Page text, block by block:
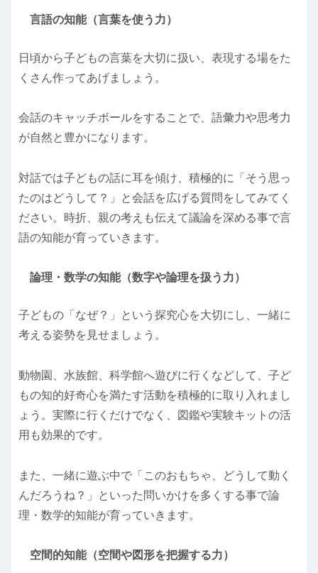
言語の知能（言葉を使う力）
日頃から子どもの言葉を大切に扱い、表現する場をた
くさん作ってあげましょう。
会話のキャッチボールをすることで、語彙力や思考力
が自然と豊かになります。
対話では子どもの話に耳を傾け、積極的に「そう思っ
たのはどうして？」と会話を広げる質問をしてみてく
ださい。時折、親の考えも伝えて議論を深める事で言
語の知能が育っていきます。
論理・数学の知能（数字や論理を扱う力）
子どもの「なぜ？」という探究心を大切にし、一緒に
考える姿勢を見せましょう。
動物園、水族館、科学館へ遊びに行くなどして、子ど
もの知的好奇心を満たす活動を積極的に取り入れまし
ょう。実際に行くだけでなく、図鑑や実験キットの活
用も効果的です。
また、一緒に遊ぶ中で「このおもちゃ、どうして動く
んだろうね？」といった問いかけを多くする事で論
理・数学的知能が育っていきます。
空間的知能（空間や図形を把握する力）